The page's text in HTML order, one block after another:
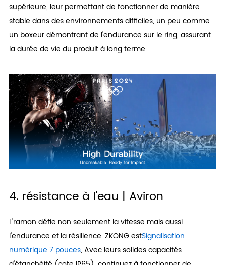
supérieure, leur permettant de fonctionner de manière
stable dans des environnements difficiles, un peu comme
un boxeur démontrant de l'endurance sur le ring, assurant
la durée de vie du produit à long terme.
4. résistance à l'eau | Aviron
L'ramon défie non seulement la vitesse mais aussi
l'endurance et la résilience. ZKONG estSignalisation
numérique 7 pouces, Avec leurs solides capacités